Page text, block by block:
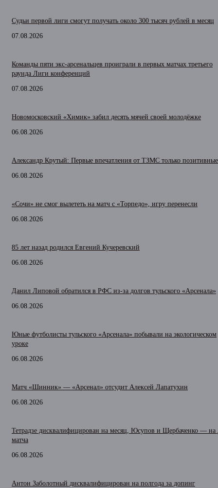
Судьи первой лиги смогут получать около 300 тысяч рублей в месяц
07.08.2026
Команды пяти экс-арсенальцев проиграли в первых матчах третьего
раунда Лиги конференций
07.08.2026
Новомосковский «Химик» забил десять мячей своей молодёжке
06.08.2026
Александр Крутый: Первые впечатления от ТЗМС только позитивные
06.08.2026
«Сочи» не смог вылететь на матч с «Торпедо», игру перенесли
06.08.2026
85 лет назад родился Евгений Кучеревский
06.08.2026
Данил Липовой обратился в РФС из-за долгов тульского «Арсенала»
06.08.2026
Юные футболисты тульского «Арсенала» побывали на экологическом
уроке
06.08.2026
Матч «Шинник» — «Арсенал» отсудит Алексей Лапатухин
06.08.2026
Тетрадзе дисквалифицирован на месяц, Юсупов и Щербаченко — на
матча
06.08.2026
Антон Заболотный дисквалифицирован на полгода за допинг